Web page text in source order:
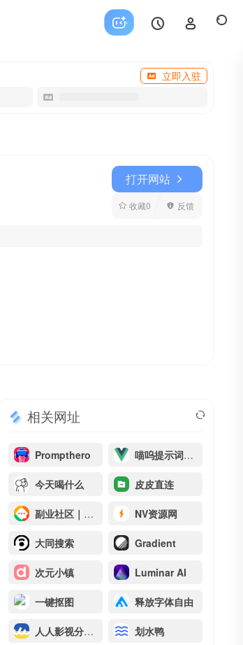
立即入驻
打开网站
收藏0 反馈
相关网址
Prompthero 喵呜提示词助手
今天喝什么 皮皮直连
副业社区｜与同行者一起探索互联网副业赚钱项目与思路 NV资源网
大同搜索 Gradient
次元小镇 Luminar AI
一键抠图 释放字体自由
人人影视分享下载站 划水鸭